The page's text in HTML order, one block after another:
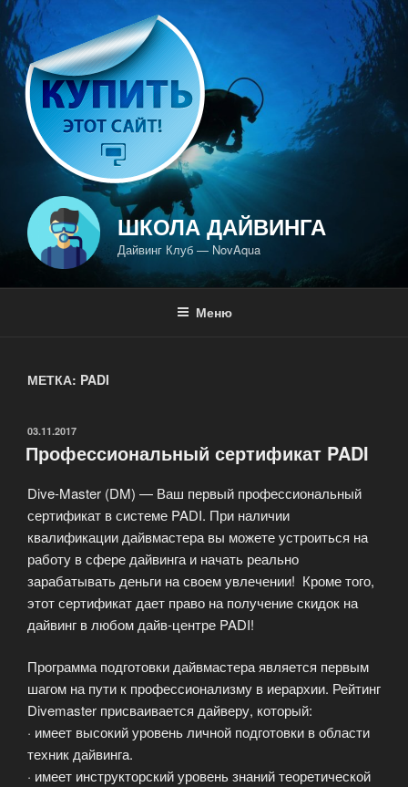
Перейти
к
содержимому
ШКОЛА ДАЙВИНГА
Дайвинг Клуб — NovAqua
Меню
МЕТКА: PADI
ОПУБЛИКОВАНО
03.11.2017
Профессиональный сертификат PADI
Dive-Master (DM) — Ваш первый профессиональный
сертификат в системе PADI. При наличии
квалификации дайвмастера вы можете устроиться на
работу в сфере дайвинга и начать реально
зарабатывать деньги на своем увлечении! Кроме того,
этот сертификат дает право на получение скидок на
дайвинг в любом дайв-центре PADI!
Программа подготовки дайвмастера является первым
шагом на пути к профессионализму в иерархии. Рейтинг
Divemaster присваивается дайверу, который:
· имеет высокий уровень личной подготовки в области
техник дайвинга.
· имеет инструкторский уровень знаний теоретической